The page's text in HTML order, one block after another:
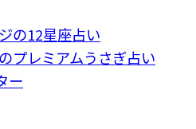
の12星座占い
プレミアムうさぎ占い
ー